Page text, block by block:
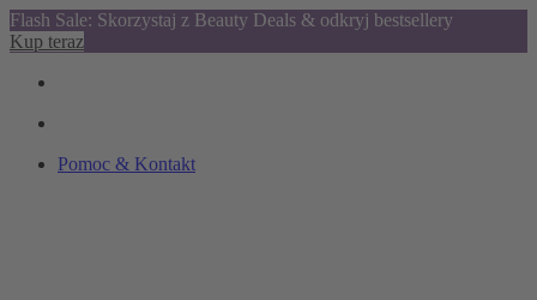
Flash Sale: Skorzystaj z Beauty Deals & odkryj bestsellery
Kup teraz
Pomoc & Kontakt